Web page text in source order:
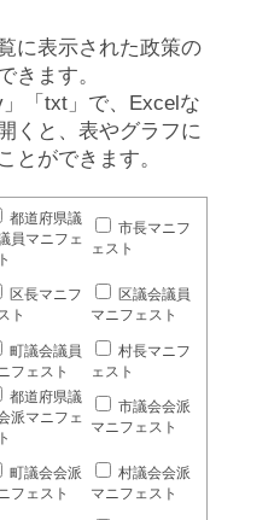
に表示された政策の
きます。
「txt」で、Excelな
くと、表やグラフに
とができます。
都道府県議
員マニフェ
市長マニフ
ェスト
区長マニフ
ト
区議会議員
マニフェスト
町議会議員
フェスト
村長マニフ
ェスト
都道府県議
派マニフェ
市議会会派
マニフェスト
町議会会派
フェスト
村議会会派
マニフェスト